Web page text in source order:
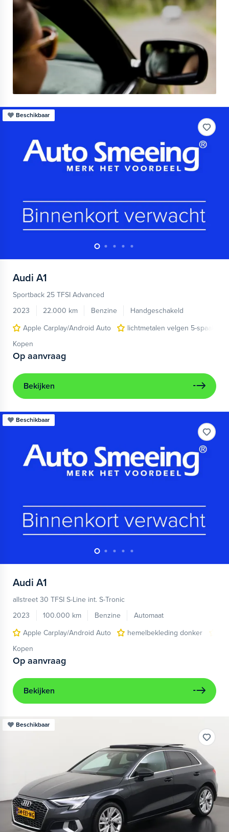
Beschikbaar
Audi A1
Sportback 25 TFSI Advanced
2023
22.000 km Benzine
Handgeschakeld
Apple Carplay/Android Auto
lichtmetalen velgen 5-spaaks
Kopen
Op aanvraag
Bekijken
Beschikbaar
Audi A1
allstreet 30 TFSI S-Line int. S-Tronic
2023
100.000 km Benzine
Automaat
Apple Carplay/Android Auto
hemelbekleding donker
Kopen
Op aanvraag
Bekijken
Beschikbaar